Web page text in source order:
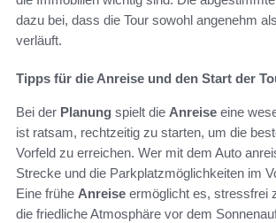
dazu bei, dass die Tour sowohl angenehm
verläuft.
Tipps für die Anreise und den Start der
Bei der Planung spielt die Anreise eine
ist ratsam, rechtzeitig zu starten, um die
Vorfeld zu erreichen. Wer mit dem Auto
Strecke und die Parkplatzmöglichkeiten im
Eine frühe Anreise ermöglicht es, stressfrei
die friedliche Atmosphäre vor dem